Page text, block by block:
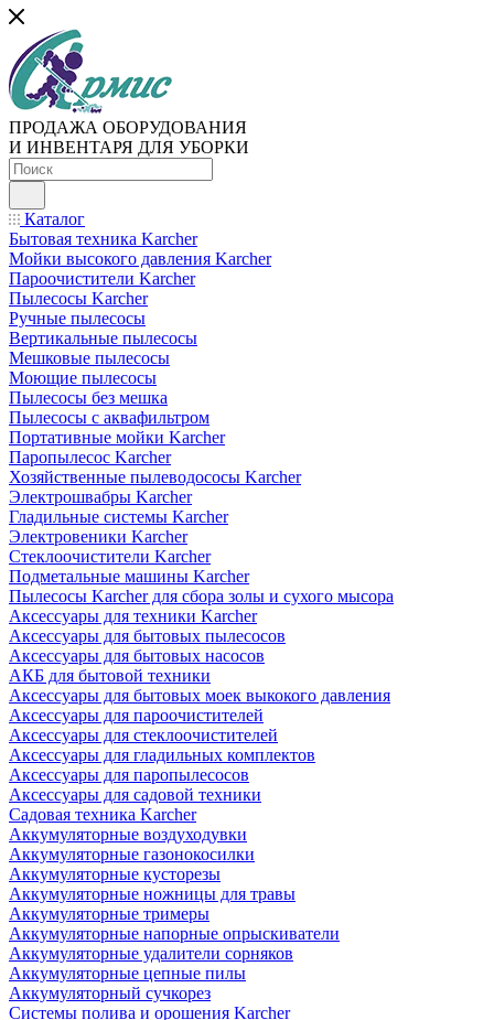
ПРОДАЖА ОБОРУДОВАНИЯ
И ИНВЕНТАРЯ ДЛЯ УБОРКИ
Каталог
Бытовая техника Karcher
Мойки высокого давления Karcher
Пароочистители Karcher
Пылесосы Karcher
Ручные пылесосы
Вертикальные пылесосы
Мешковые пылесосы
Моющие пылесосы
Пылесосы без мешка
Пылесосы с аквафильтром
Портативные мойки Karcher
Паропылесос Karcher
Хозяйственные пылеводососы Karcher
Электрошвабры Karcher
Гладильные системы Karcher
Электровеники Karcher
Стеклоочистители Karcher
Подметальные машины Karcher
Пылесосы Karcher для сбора золы и сухого мысора
Аксессуары для техники Karcher
Аксессуары для бытовых пылесосов
Аксессуары для бытовых насосов
АКБ для бытовой техники
Аксессуары для бытовых моек выкокого давления
Аксессуары для пароочистителей
Аксессуары для стеклоочистителей
Аксессуары для гладильных комплектов
Аксессуары для паропылесосов
Аксессуары для садовой техники
Садовая техника Karcher
Аккумуляторные воздуходувки
Аккумуляторные газонокосилки
Аккумуляторные кусторезы
Аккумуляторные ножницы для травы
Аккумуляторные тримеры
Аккумуляторные напорные опрыскиватели
Аккумуляторные удалители сорняков
Аккумуляторные цепные пилы
Аккумуляторный сучкорез
Системы полива и орошения Karcher